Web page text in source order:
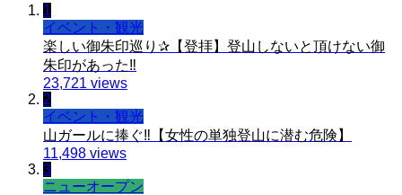
1
イベント・観光
楽しい御朱印巡り✰【登拝】登山しないと頂けない御
朱印があった‼️
23,721 views
2
イベント・観光
山ガールに捧ぐ‼️【女性の単独登山に潜む危険】
11,498 views
3
ニューオープン